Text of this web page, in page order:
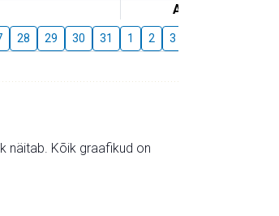
August
28 29 30 31 1 2 3
näitab. Kõik graafikud on